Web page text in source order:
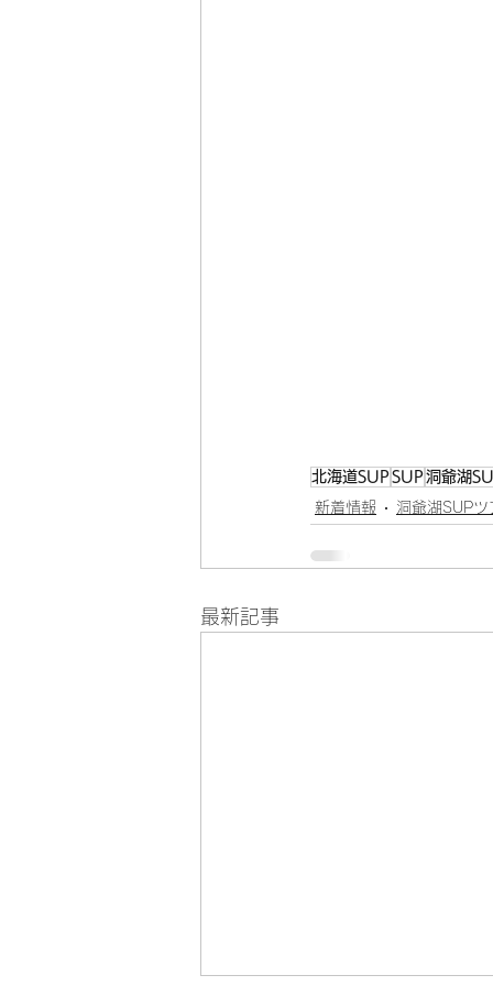
北海道SUPSUP洞爺湖
新着情報
洞爺湖SUPツ
最新記事